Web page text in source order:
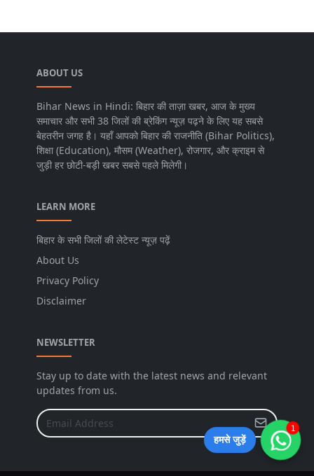
ABOUT US
Bihar News in Hindi: बिहार की ताज़ा खबर, आज के मुख्य
समाचार और सभी 38 जिलों की ब्रेकिंग न्यूज़ पढ़ने के लिए यह सबसे
बेहतरीन जगह है। यहाँ आपको बिहार की राजनीति (Bihar Politics),
शिक्षा (Education), मौसम (Weather), रोजगार, और क्राइम से
जुड़ी हर छोटी-बड़ी खबर सबसे पहले मिलेगी।
LEARN MORE
बिहार के सभी जिलों की लेटेस्ट न्यूज़ पढ़ें
About Us
Privacy Policy
Disclaimer
NEWSLETTER
Stay up to date with the latest news and relevant
updates from us.
हमसे जुड़ें
1